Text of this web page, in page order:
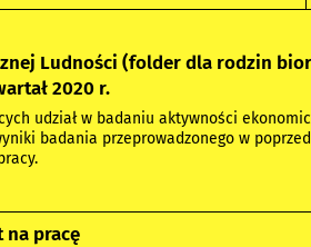
Ludności (folder dla rodzin
2020 r.
udział w badaniu aktywności
badania przeprowadzonego w
na pracę